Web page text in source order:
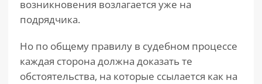
возникновения возлагается уже на
подрядчика.
Но по общему правилу в судебном процессе
каждая сторона должна доказать те
обстоятельства, на которые ссылается как на